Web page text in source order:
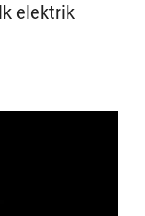
elektrik